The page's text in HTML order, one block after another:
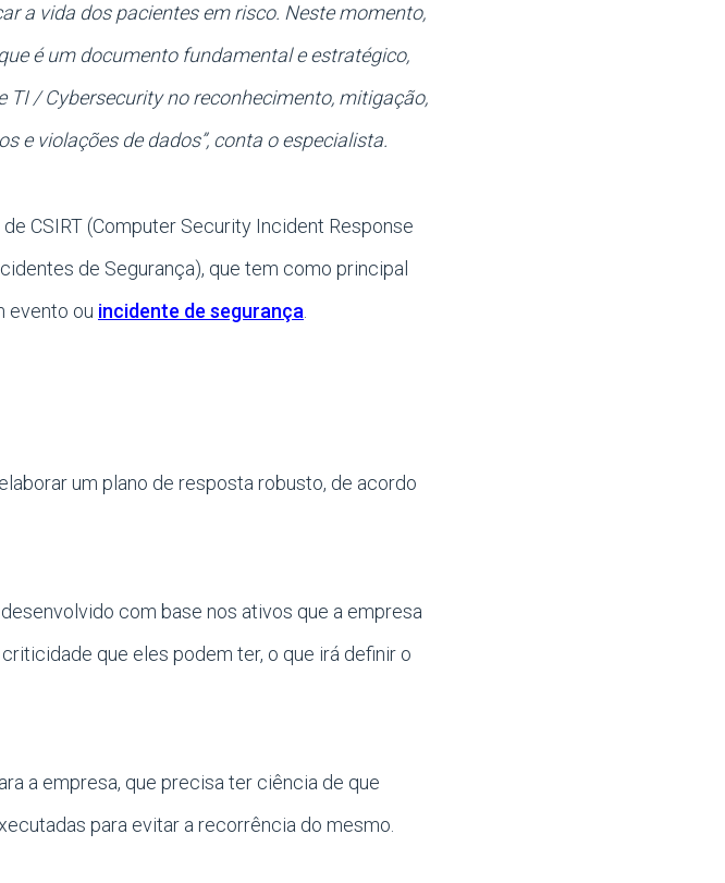
a vida dos pacientes em risco. Neste momento,
é um documento fundamental e estratégico,
/ Cybersecurity no reconhecimento, mitigação,
e violações de dados”, conta o especialista.
CSIRT (Computer Security Incident Response
de Segurança), que tem como principal
evento ou incidente de segurança
um plano de resposta robusto, de acordo
com base nos ativos que a empresa
que eles podem ter, o que irá definir o
a empresa, que precisa ter ciência de que
para evitar a recorrência do mesmo.